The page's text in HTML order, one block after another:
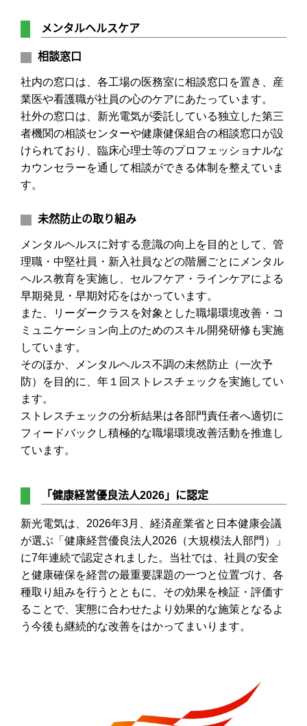
メンタルヘルスケア
相談窓口
社内の窓口は、各工場の医務室に相談窓口を置き、産
業医や看護職が社員の心のケアにあたっています。
社外の窓口は、新光電気が委託している独立した第三
者機関の相談センターや健康健保組合の相談窓口が設
けられており、臨床心理士等のプロフェッショナルな
カウンセラーを通して相談ができる体制を整えていま
す。
未然防止の取り組み
メンタルヘルスに対する意識の向上を目的として、管
理職・中堅社員・新入社員などの階層ごとにメンタル
ヘルス教育を実施し、セルフケア・ラインケアによる
早期発見・早期対応をはかっています。
また、リーダークラスを対象とした職場環境改善・コ
ミュニケーション向上のためのスキル開発研修も実施
しています。
そのほか、メンタルヘルス不調の未然防止（一次予
防）を目的に、年１回ストレスチェックを実施してい
ます。
ストレスチェックの分析結果は各部門責任者へ適切に
フィードバックし積極的な職場環境改善活動を推進し
ています。
「健康経営優良法人2026」に認定
新光電気は、2026年3月、経済産業省と日本健康会議
が選ぶ「健康経営優良法人2026（大規模法人部門）」
に7年連続で認定されました。当社では、社員の安全
と健康確保を経営の最重要課題の一つと位置づけ、各
種取り組みを行うとともに、その効果を検証・評価す
ることで、実態に合わせたより効果的な施策となるよ
う今後も継続的な改善をはかってまいります。